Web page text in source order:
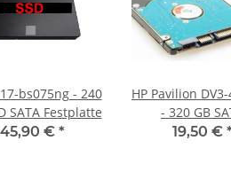
bs075ng - 240
SATA Festplatte
45,90 € *
HP Pavilion
- 320 GB
HDD/
19,50 €